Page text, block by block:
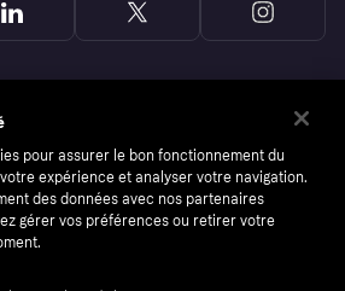
pour assurer le bon fonctionnement du
expérience et analyser votre navigation.
des données avec nos partenaires
gérer vos préférences ou retirer votre